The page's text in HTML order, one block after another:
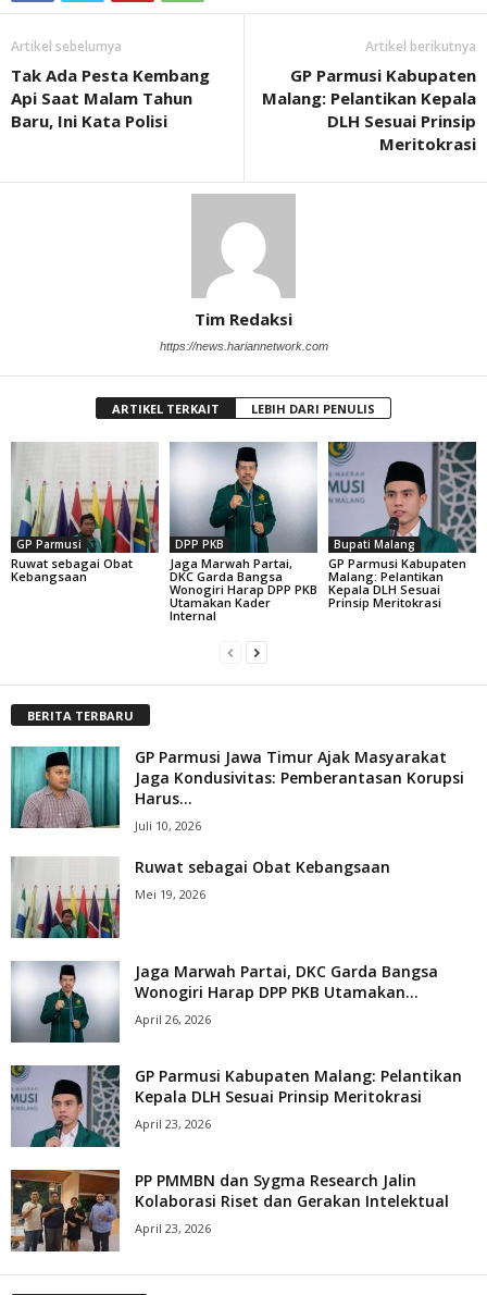
Artikel sebelumya
Tak Ada Pesta Kembang
Api Saat Malam Tahun
Baru, Ini Kata Polisi
Artikel berikutnya
GP Parmusi Kabupaten
Malang: Pelantikan Kepala
DLH Sesuai Prinsip
Meritokrasi
Tim Redaksi
https://news.hariannetwork.com
ARTIKEL TERKAIT LEBIH DARI PENULIS
GP Parmusi
Ruwat sebagai Obat
Kebangsaan
DPP PKB
Jaga Marwah Partai,
DKC Garda Bangsa
Wonogiri Harap DPP PKB
Utamakan Kader
Internal
Bupati Malang
GP Parmusi Kabupaten
Malang: Pelantikan
Kepala DLH Sesuai
Prinsip Meritokrasi
BERITA TERBARU
GP Parmusi Jawa Timur Ajak Masyarakat
Jaga Kondusivitas: Pemberantasan Korupsi
Harus...
Juli 10, 2026
Ruwat sebagai Obat Kebangsaan
Mei 19, 2026
Jaga Marwah Partai, DKC Garda Bangsa
Wonogiri Harap DPP PKB Utamakan...
April 26, 2026
GP Parmusi Kabupaten Malang: Pelantikan
Kepala DLH Sesuai Prinsip Meritokrasi
April 23, 2026
PP PMMBN dan Sygma Research Jalin
Kolaborasi Riset dan Gerakan Intelektual
April 23, 2026